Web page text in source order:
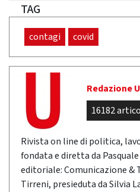
TAG
contagi covid
Redazione
16182
Rivista on line di politica,
fondata e diretta da
editoriale: Comunicazione &
Tirreni, presieduta da Silvia